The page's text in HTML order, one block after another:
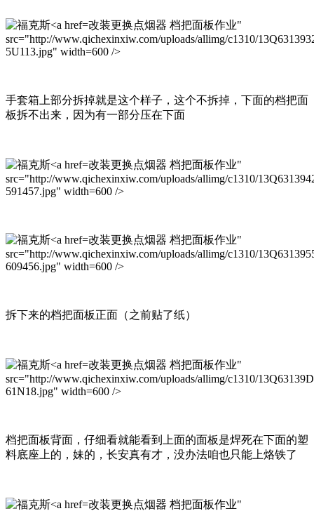
改装更换点烟器 档把面板作业"
src="http://www.qichexinxiw.com/uploads/allimg/c1310/
5U113.jpg" width=600 />
手套箱上部分拆掉就是这个样子，这个不拆掉，下面的档把面
板拆不出来，因为有一部分压在下面
改装更换点烟器 档把面板作业"
src="http://www.qichexinxiw.com/uploads/allimg/c1310/
591457.jpg" width=600 />
改装更换点烟器 档把面板作业"
src="http://www.qichexinxiw.com/uploads/allimg/c1310/
609456.jpg" width=600 />
拆下来的档把面板正面（之前贴了纸）
改装更换点烟器 档把面板作业"
src="http://www.qichexinxiw.com/uploads/allimg/c1310/
61N18.jpg" width=600 />
档把面板背面，仔细看就能看到上面的面板是焊死在下面的塑
料底座上的，妹的，长安真有才，没办法咱也只能上烙铁了
改装更换点烟器 档把面板作业"